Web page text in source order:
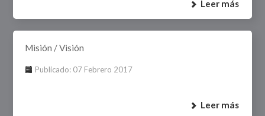
Leer más
Misión / Visión
Publicado: 07 Febrero 2017
Leer más